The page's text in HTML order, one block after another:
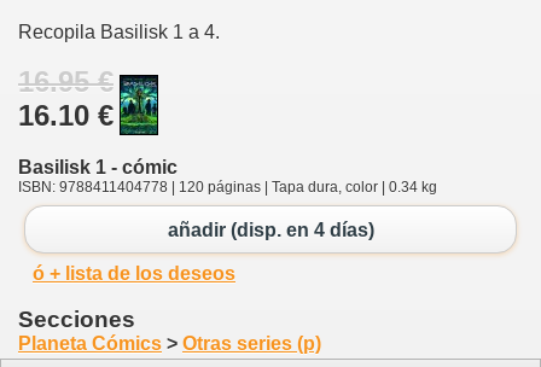
Recopila Basilisk 1 a 4.
16.95 €
16.10 €
Basilisk 1 - cómic
ISBN: 9788411404778 | 120 páginas | Tapa dura, color | 0.34 kg
añadir (disp. en 4 días)
ó + lista de los deseos
Secciones
Planeta Cómics > Otras series (p)